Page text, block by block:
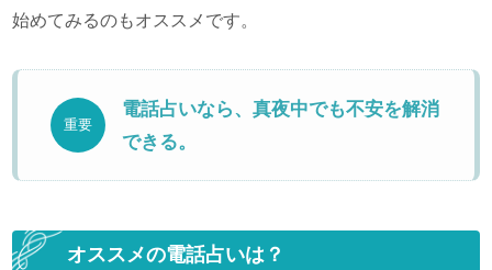
始めてみるのもオススメです。
重要
電話占いなら、真夜中でも不安を解消
できる。
オススメの電話占いは？